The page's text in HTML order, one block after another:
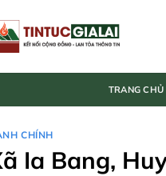
TRANG CHỦ
CHÍNH
Ia Bang,